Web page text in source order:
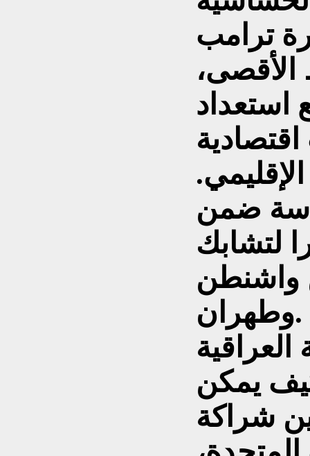
ترامب
استعداد
ضمن
لتشابك
واشنطن
وطهران.
يمكن
شراكة